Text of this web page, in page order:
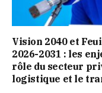
Vision 2040 et
2026-2031 : les
rôle du secteur
logistique et le